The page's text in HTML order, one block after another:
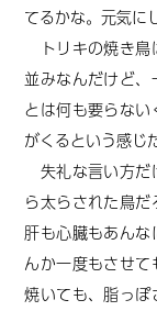
てるかな。元気に
トリキの焼き鳥
並みなんだけど
とは何も要らな
がくるという感じ
失礼な言い方だ
ら太らされた鳥だ
肝も心臓もあん
んか一度もさせ
焼いても、脂っ